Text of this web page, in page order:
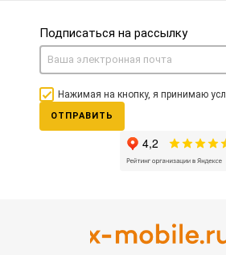
Подписаться на рассылку
Нажимая на кнопку, я принимаю
ОТПРАВИТЬ